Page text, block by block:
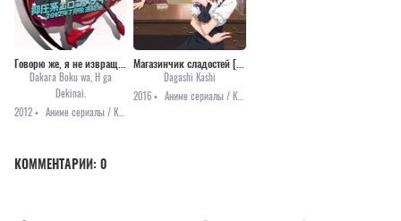
Говорю же, я не извращенец!
Dakara Boku wa, H ga
Dekinai.
2012 •
Аниме сериалы / Комедия / Мистика / Романтика / Этти
Магазинчик сладостей [ТВ-1]
Dagashi Kashi
2016 •
Аниме сериалы / Комедия / Повседневность / Сёнэн
КОММЕНТАРИИ: 0